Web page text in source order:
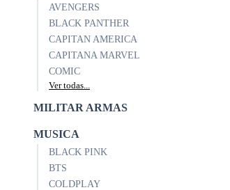
AVENGERS
BLACK PANTHER
CAPITAN AMERICA
CAPITANA MARVEL
COMIC
Ver todas...
MILITAR ARMAS
MUSICA
BLACK PINK
BTS
COLDPLAY